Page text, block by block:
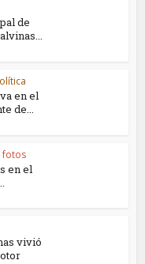
de
en el
de...
fotos
en el
vivió